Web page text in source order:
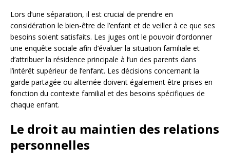
Lors d’une séparation, il est crucial de prendre en
considération le bien-être de l’enfant et de veiller à ce que ses
besoins soient satisfaits. Les juges ont le pouvoir d’ordonner
une enquête sociale afin d’évaluer la situation familiale et
d’attribuer la résidence principale à l’un des parents dans
l’intérêt supérieur de l’enfant. Les décisions concernant la
garde partagée ou alternée doivent également être prises en
fonction du contexte familial et des besoins spécifiques de
chaque enfant.
Le droit au maintien des relations
personnelles